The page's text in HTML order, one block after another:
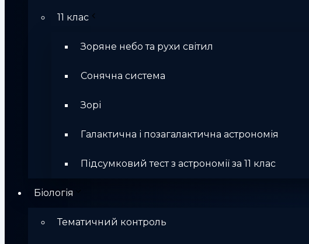
11 клас
Зоряне небо та рухи світил
Сонячна система
Зорі
Галактична і позагалактична астрономія
Підсумковий тест з астрономії за 11 клас
Біологія
Тематичний контроль